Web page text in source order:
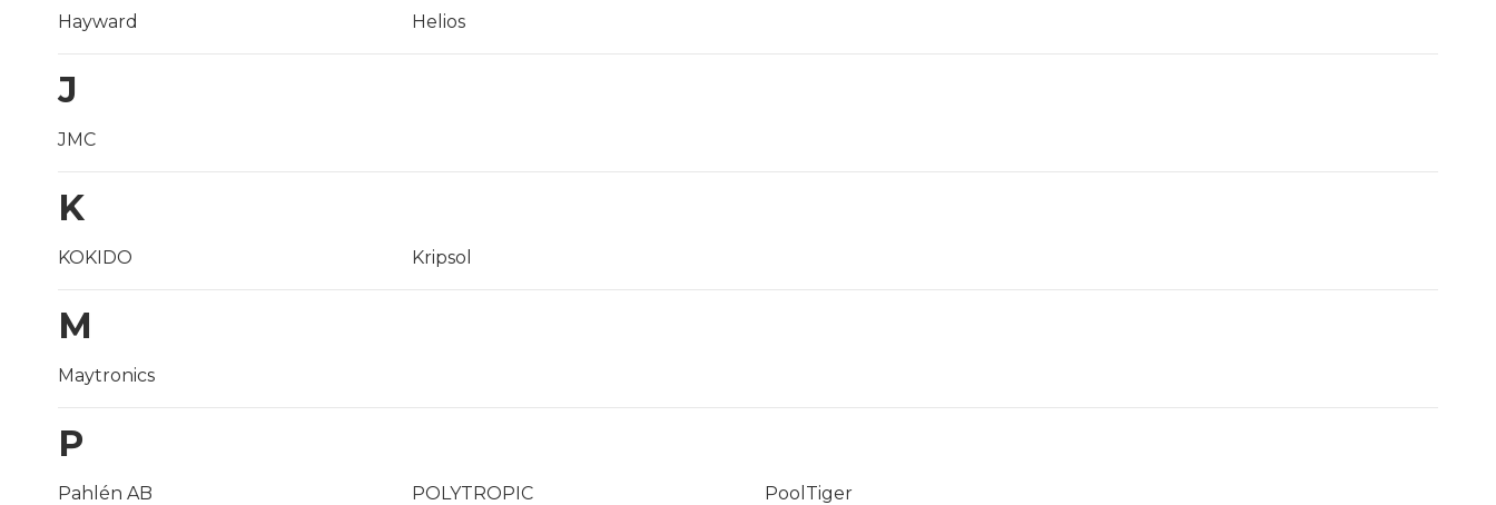
Hayward Helios
J
JMC
K
KOKIDO Kripsol
M
Maytronics
P
Pahlén AB
POLYTROPIC
PoolTiger